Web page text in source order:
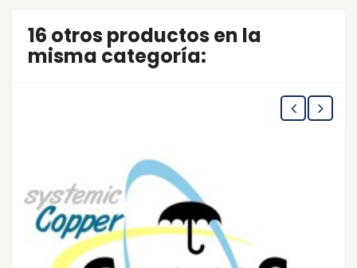
16 otros productos en la
misma categoría: